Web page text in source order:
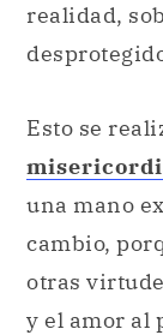
realidad,
Esto se
una mano
cambio,
otras
y el amor al